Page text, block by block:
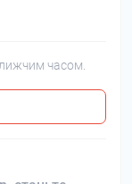
часом.